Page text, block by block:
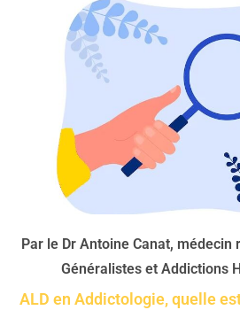
Par le Dr Antoine Canat, médecin
Généralistes et Addictions
ALD en Addictologie, quelle